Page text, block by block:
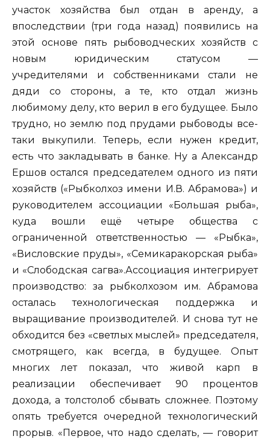
участок хозяйства был отдан в аренду, а
впоследствии (три года назад) появились на
этой основе пять рыбоводческих хозяйств с
новым юридическим статусом —
учредителями и собственниками стали не
дяди со стороны, а те, кто отдал жизнь
любимому делу, кто верил в его будущее. Было
трудно, но землю под прудами рыбоводы все-
таки выкупили. Теперь, если нужен кредит,
есть что закладывать в банке. Ну а Александр
Ершов остался председателем одного из пяти
хозяйств («Рыбколхоз имени И.В. Абрамова») и
руководителем ассоциации «Большая рыба»,
куда вошли ещё четыре общества с
ограниченной ответственностью — «Рыбка»,
«Висловские пруды», «Семикаракорская рыба»
и «Слободская сагва».Ассоциация интегрирует
производство: за рыбколхозом им. Абрамова
осталась технологическая поддержка и
выращивание производителей. И снова тут не
обходится без «светлых мыслей» председателя,
смотрящего, как всегда, в будущее. Опыт
многих лет показал, что живой карп в
реализации обеспечивает 90 процентов
дохода, а толстолоб сбывать сложнее. Поэтому
опять требуется очередной технологический
прорыв. «Первое, что надо сделать, — говорит